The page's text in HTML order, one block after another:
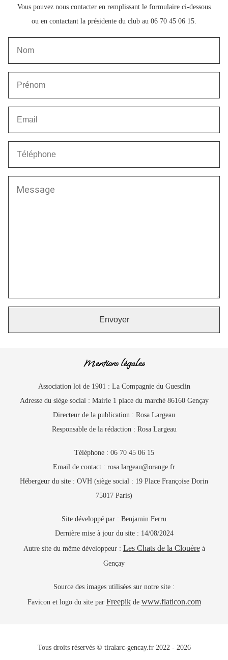
Vous pouvez nous contacter en remplissant le formulaire ci-dessous
ou en contactant la présidente du club au 06 70 45 06 15.
Mentions légales
Association loi de 1901 : La Compagnie du Guesclin
Adresse du siège social : Mairie 1 place du marché 86160 Gençay
Directeur de la publication : Rosa Largeau
Responsable de la rédaction : Rosa Largeau
Téléphone : 06 70 45 06 15
Email de contact : rosa.largeau@orange.fr
Hébergeur du site : OVH (siège social : 19 Place Françoise Dorin
75017 Paris)
Site développé par : Benjamin Ferru
Dernière mise à jour du site : 14/08/2024
Autre site du même développeur : Les Chats de la Clouèreà
Gençay
Source des images utilisées sur notre site :
Favicon et logo du site par Freepikde www.flaticon.com
Tous droits réservés © tiralarc-gencay.fr 2022 - 2026